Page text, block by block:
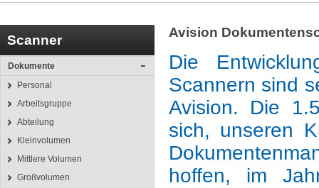
Scanner
Dokumente
Personal
Arbeitsgruppe
Abteilung
Kleinvolumen
Mittlere Volumen
Großvolumen
Avision
Die
Scannern sind
Avision. Die
sich, unseren
hoffen, im